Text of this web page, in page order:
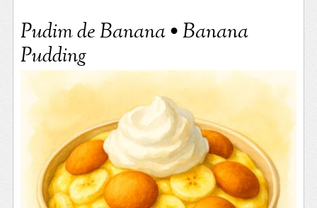
Pudim de Banana • Banana
Pudding